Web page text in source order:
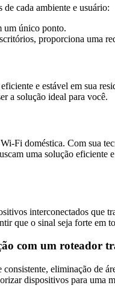
cada ambiente e usuário:
um único ponto.
proporciona uma
e estável em sua
a solução ideal para você.
Fi doméstica. Com sua
uma solução
interconectados que
que o sinal seja forte
com um roteador
eliminação de
dispositivos para uma